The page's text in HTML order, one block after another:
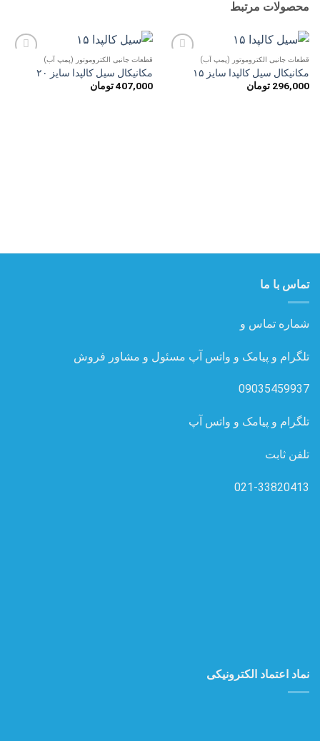
محصولات مرتبط
قطعات جانبی الکتروموتور (پمپ آب)
مکانیکال سیل کالپدا سایز ۱۵
296,000 تومان
قطعات جانبی الکتروموتور (پمپ آب)
مکانیکال سیل کالپدا سایز ۲۰
407,000 تومان
تماس با ما
شماره تماس و
تلگرام و پیامک و واتس آپ مسئول و مشاور فروش
09035459937
تلگرام و پیامک و واتس آپ
تلفن ثابت
021-33820413
نماد اعتماد الکترونیکی